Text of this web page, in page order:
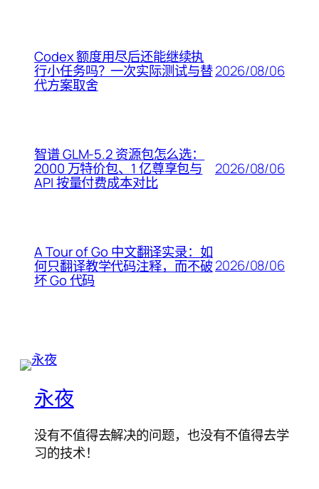
Codex 额度用尽后还能继续执
行小任务吗？一次实际测试与替
代方案取舍
2026/08/06
智谱 GLM-5.2 资源包怎么选：
2000 万特价包、1 亿尊享包与
API 按量付费成本对比
2026/08/06
A Tour of Go 中文翻译实录：如
何只翻译教学代码注释，而不破
坏 Go 代码
2026/08/06
永夜
没有不值得去解决的问题，也没有不值得去学
习的技术！